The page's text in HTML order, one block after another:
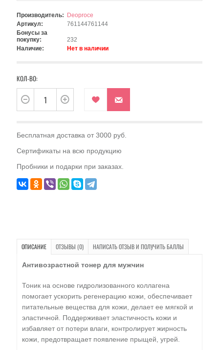
Производитель:
Deoproce
Артикул:
761144761144
Бонусы за
покупку:
232
Наличие:
Нет в наличии
КОЛ-ВО:
Бесплатная доставка от 3000 руб.
Сертификаты на всю продукцию
Пробники и подарки при заказах.
ОПИСАНИЕ ОТЗЫВЫ (0) НАПИСАТЬ ОТЗЫВ И ПОЛУЧИТЬ БАЛЛЫ
Антивозрастной тонер для мужчин
Тоник на основе гидролизованного коллагена
помогает ускорить регенерацию кожи, обеспечивает
питательные вещества для кожи, делает ее мягкой и
эластичной. Поддерживает эластичность кожи и
избавляет от потери влаги, контролирует жирность
кожи, предотвращает появление прыщей, угрей.